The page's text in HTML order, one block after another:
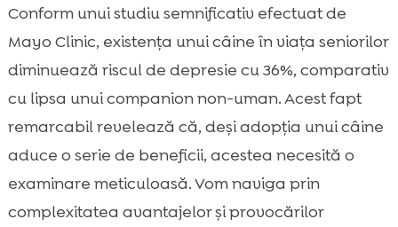
 De ce ar fi o idee bună pentru seniori să
adopte un câine?

Ce tip de câine este potrivit pentru un
Considerații legate de sănătate și vârstă
Beneficii emoționale ale adopției unui câine
pentru seniori
 Provocări comune pe care seniorii le pot
întâlni având un câine
Conform unui studiu semnificativ efectuat de
Mayo Clinic, existența unui câine în viața seniorilor
diminuează riscul de depresie cu 36%, comparativ
cu lipsa unui companion non-uman. Acest fapt
remarcabil revelează că, deși adopția unui câine
aduce o serie de beneficii, acestea necesită o
examinare meticuloasă. Vom naviga prin
complexitatea avantajelor și provocărilor